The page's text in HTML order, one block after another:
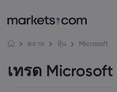
ตลาด หุ้น Microsoft
เทรด Microsoft